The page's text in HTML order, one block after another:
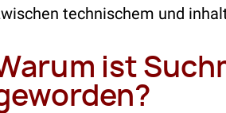
technischem und
ist